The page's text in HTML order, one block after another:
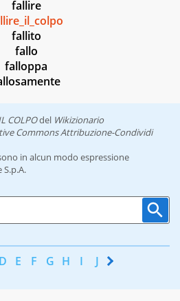
fallire
fallito
fallo
falloppa
COLPOdel Wikizionario
Commons Attribuzione-Condividi
in alcun modo espressione
D E F G H I J K